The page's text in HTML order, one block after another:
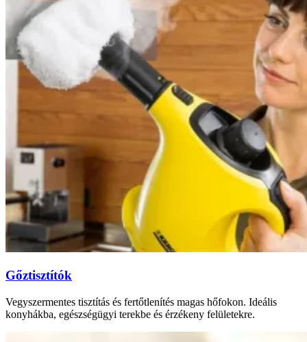
Gőztisztítók
Vegyszermentes tisztítás és fertőtlenítés magas hőfokon. Ideális
konyhákba, egészségügyi terekbe és érzékeny felületekre.